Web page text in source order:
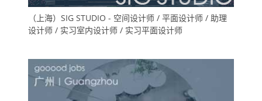
（上海）SIG STUDIO - 空间设计师 / 平面设计师 / 助理
设计师 / 实习室内设计师 / 实习平面设计师